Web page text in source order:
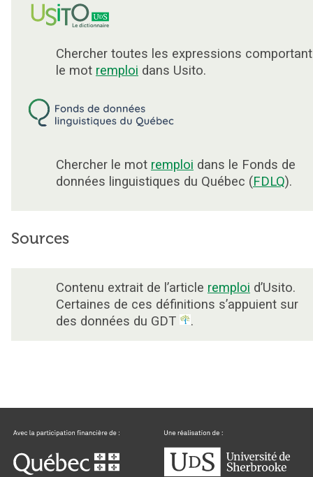
Chercher toutes les expressions comportant
le mot remploi dans Usito.
Chercher le mot remploi dans le Fonds de
données linguistiques du Québec (FDLQ).
Sources
Contenu extrait de l’article remploi d’Usito.
Certaines de ces définitions s’appuient sur
des données du GDT
.